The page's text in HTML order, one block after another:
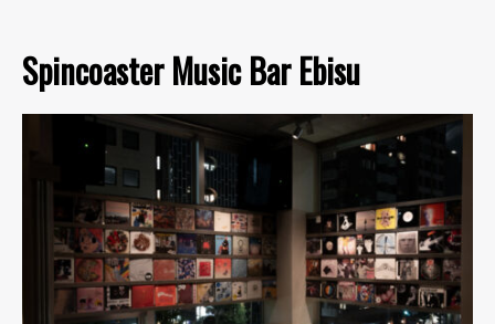
Spincoaster Music Bar Ebisu